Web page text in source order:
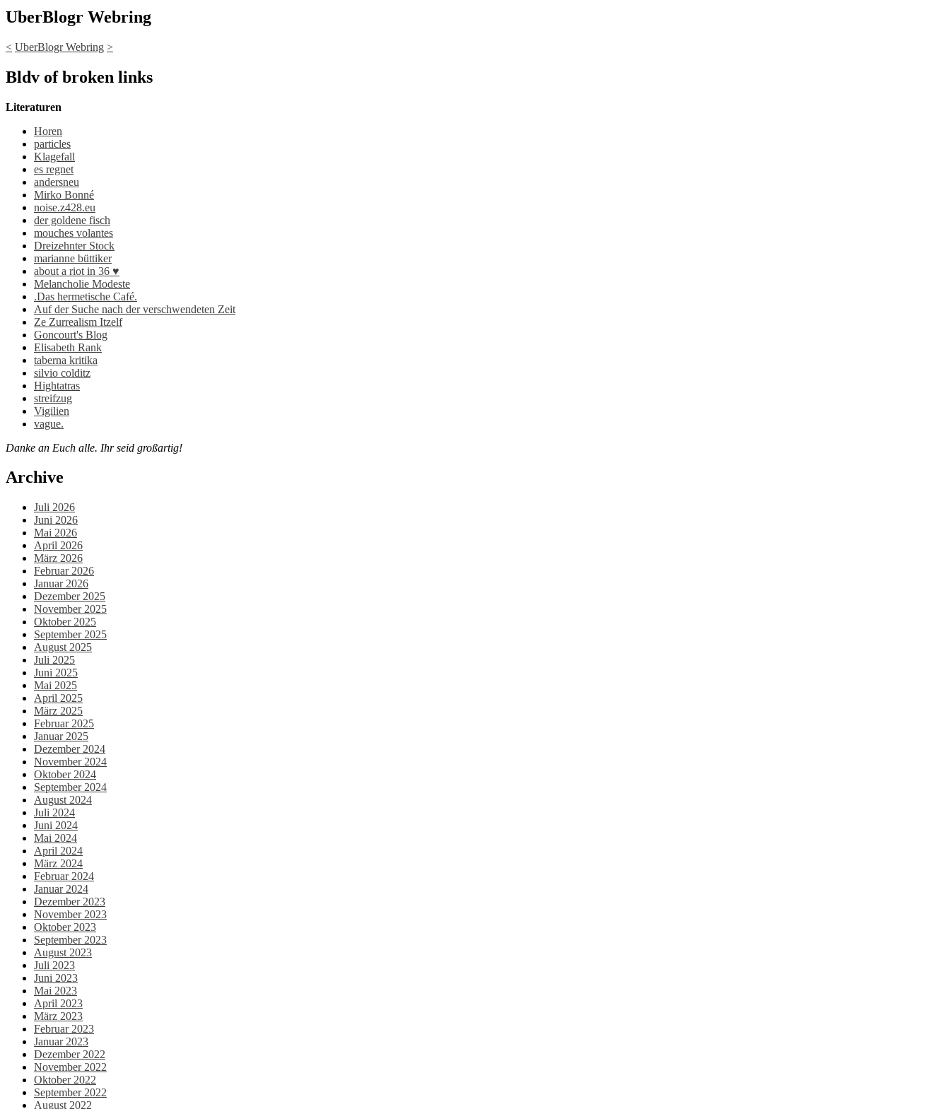
UberBlogr Webring
< UberBlogr Webring >
Bldv of broken links
Literaturen
Horen
particles
Klagefall
es regnet
andersneu
Mirko Bonné
noise.z428.eu
der goldene fisch
mouches volantes
Dreizehnter Stock
marianne büttiker
about a riot in 36 ♥
Melancholie Modeste
.Das hermetische Café.
Auf der Suche nach der verschwendeten Zeit
Ze Zurrealism Itzelf
Goncourt's Blog
Elisabeth Rank
taberna kritika
silvio colditz
Hightatras
streifzug
Vigilien
vague.
Danke an Euch alle. Ihr seid großartig!
Archive
Juli 2026
Juni 2026
Mai 2026
April 2026
März 2026
Februar 2026
Januar 2026
Dezember 2025
November 2025
Oktober 2025
September 2025
August 2025
Juli 2025
Juni 2025
Mai 2025
April 2025
März 2025
Februar 2025
Januar 2025
Dezember 2024
November 2024
Oktober 2024
September 2024
August 2024
Juli 2024
Juni 2024
Mai 2024
April 2024
März 2024
Februar 2024
Januar 2024
Dezember 2023
November 2023
Oktober 2023
September 2023
August 2023
Juli 2023
Juni 2023
Mai 2023
April 2023
März 2023
Februar 2023
Januar 2023
Dezember 2022
November 2022
Oktober 2022
September 2022
August 2022